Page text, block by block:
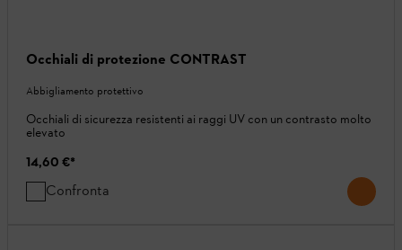
Occhiali di protezione CONTRAST
Abbigliamento protettivo
Occhiali di sicurezza resistenti ai raggi UV con un contrasto molto
elevato
14,60 €*
Confronta